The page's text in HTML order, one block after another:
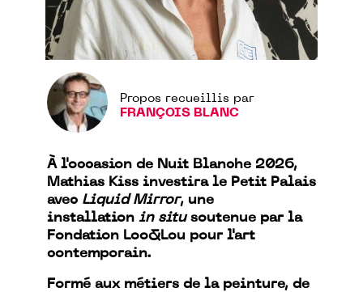
Propos recueillis par
FRANÇOIS BLANC
À l'occasion de Nuit Blanche 2026,
Mathias Kiss investira le Petit Palais
avec Liquid Mirror, une
installation in situsoutenue par la
Fondation Loo&Lou pour l'art
contemporain.
Formé aux métiers de la peinture, de